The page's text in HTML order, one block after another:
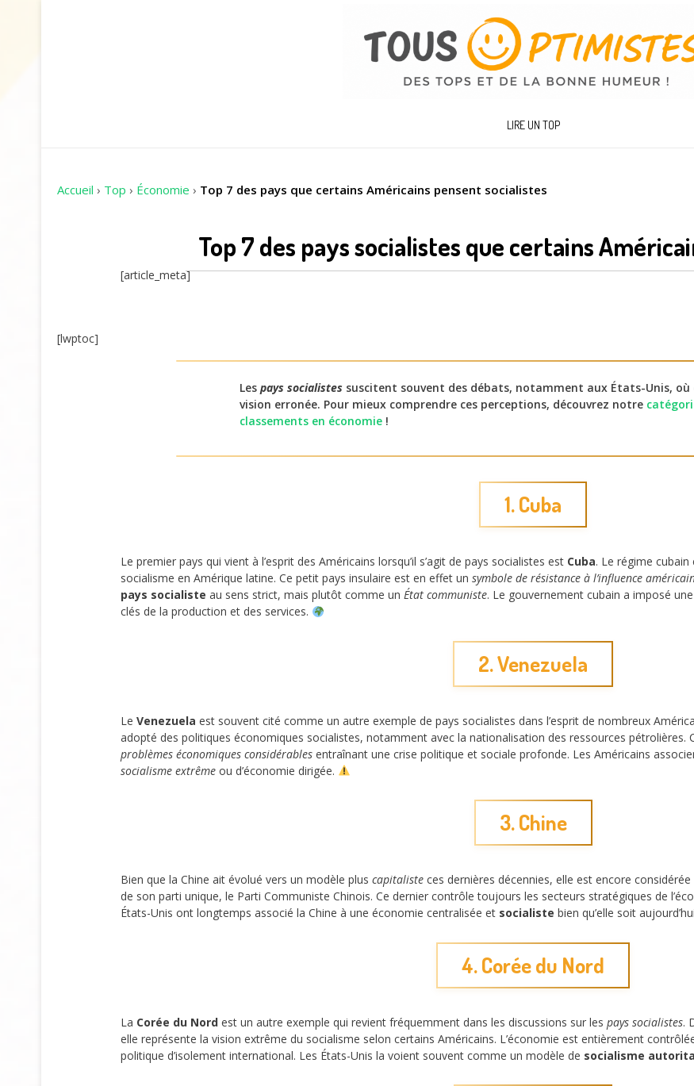
LIRE UN TOP
Accueil › Top › Économie › Top 7 des pays que certains Américains pensent socialistes
Top 7 des pays socialistes que certains
[article_meta]
[lwptoc]
Les pays socialistes suscitent souvent des débats, notamment aux États-Unis,
vision erronée. Pour mieux comprendre ces perceptions, découvrez notre
classements en économie !
1. Cuba
Le premier pays qui vient à l’esprit des Américains lorsqu’il s’agit de pays socialistes est Cuba. Le régime
socialisme en Amérique latine. Ce petit pays insulaire est en effet un symbole de résistance à l’influence
pays socialiste au sens strict, mais plutôt comme un État communiste. Le gouvernement cubain a imposé
clés de la production et des services.
2. Venezuela
Le Venezuela est souvent cité comme un autre exemple de pays socialistes dans l’esprit de nombreux
adopté des politiques économiques socialistes, notamment avec la nationalisation des ressources pétrolières.
problèmes économiques considérables entraînant une crise politique et sociale profonde. Les Américains
socialisme extrême ou d’économie dirigée.
3. Chine
Bien que la Chine ait évolué vers un modèle plus capitaliste ces dernières décennies, elle est encore
de son parti unique, le Parti Communiste Chinois. Ce dernier contrôle toujours les secteurs stratégiques de
États-Unis ont longtemps associé la Chine à une économie centralisée et socialiste bien qu’elle soit
4. Corée du Nord
La Corée du Nord est un autre exemple qui revient fréquemment dans les discussions sur les pays socialistes.
elle représente la vision extrême du socialisme selon certains Américains. L’économie est entièrement
politique d’isolement international. Les États-Unis la voient souvent comme un modèle de socialisme